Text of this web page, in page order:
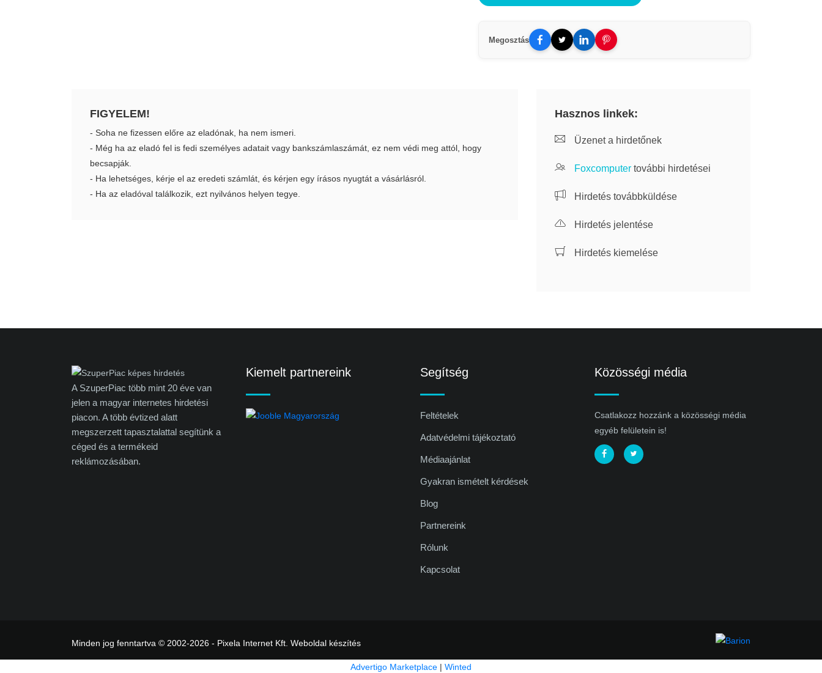
Megosztás
FIGYELEM!
- Soha ne fizessen előre az eladónak, ha nem ismeri.
- Még ha az eladó fel is fedi személyes adatait vagy bankszámlaszámát, ez nem védi meg attól, hogy
becsapják.
- Ha lehetséges, kérje el az eredeti számlát, és kérjen egy írásos nyugtát a vásárlásról.
- Ha az eladóval találkozik, ezt nyilvános helyen tegye.
Hasznos linkek:
Üzenet a hirdetőnek
Foxcomputer további hirdetései
Hirdetés továbbküldése
Hirdetés jelentése
Hirdetés kiemelése
A SzuperPiac több mint 20 éve van
jelen a magyar internetes hirdetési
piacon. A több évtized alatt
megszerzett tapasztalattal segítünk a
céged és a termékeid
reklámozásában.
Kiemelt partnereink Segítség
Feltételek
Adatvédelmi tájékoztató
Médiaajánlat
Gyakran ismételt kérdések
Blog
Partnereink
Rólunk
Kapcsolat
Közösségi média
Csatlakozz hozzánk a közösségi média
egyéb felületein is!
Minden jog fenntartva © 2002-2026 - Pixela Internet Kft. Weboldal készítés
Advertigo Marketplace | Winted